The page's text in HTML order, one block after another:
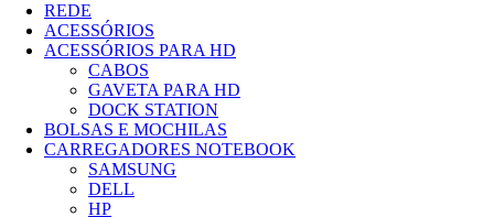
REDE
ACESSÓRIOS
ACESSÓRIOS PARA HD
CABOS
GAVETA PARA HD
DOCK STATION
BOLSAS E MOCHILAS
CARREGADORES NOTEBOOK
SAMSUNG
DELL
HP